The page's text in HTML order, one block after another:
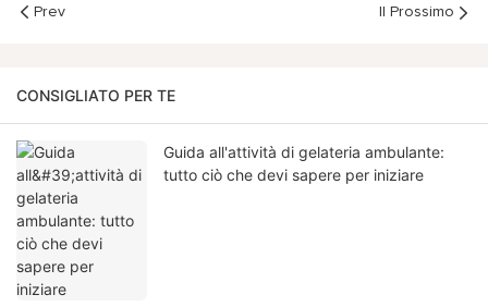
Prev Il Prossimo
CONSIGLIATO PER TE
Guida all'attività di gelateria ambulante:
tutto ciò che devi sapere per iniziare